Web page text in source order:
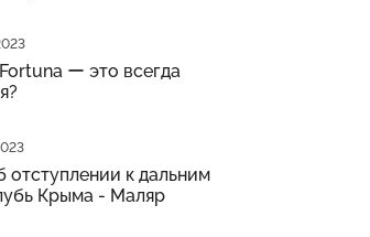
ー это всегда
отступлении к дальним
Крыма - Маляр